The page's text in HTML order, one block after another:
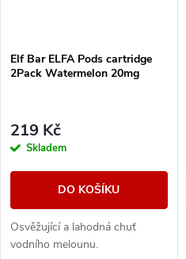
Elf Bar ELFA Pods cartridge
2Pack Watermelon 20mg
219 Kč
Skladem
DO KOŠÍKU
Osvěžující a lahodná chuť
vodního melounu.